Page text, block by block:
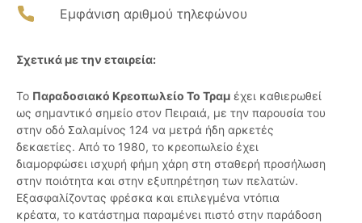
Εμφάνιση αριθμού τηλεφώνου
Σχετικά με την εταιρεία:
Το Παραδοσιακό Κρεοπωλείο Το Τραμ έχει καθιερωθεί
ως σημαντικό σημείο στον Πειραιά, με την παρουσία του
στην οδό Σαλαμίνος 124 να μετρά ήδη αρκετές
δεκαετίες. Από το 1980, το κρεοπωλείο έχει
διαμορφώσει ισχυρή φήμη χάρη στη σταθερή προσήλωση
στην ποιότητα και στην εξυπηρέτηση των πελατών.
Εξασφαλίζοντας φρέσκα και επιλεγμένα ντόπια
κρέατα, το κατάστημα παραμένει πιστό στην παράδοση